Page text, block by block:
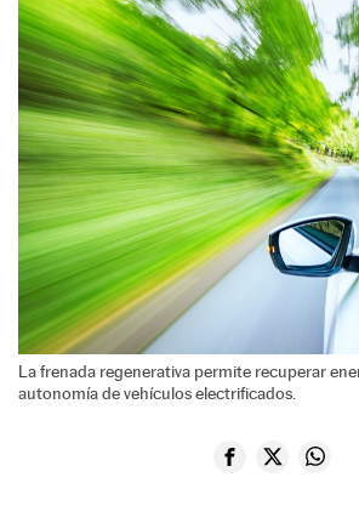
La frenada regenerativa permite recuperar
autonomía de vehículos electrificados.